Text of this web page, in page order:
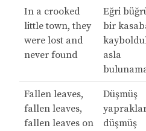
In a crooked
little town, they
were lost and
never found
Eğri
bir
asla
Fallen leaves,
fallen leaves,
fallen leaves on
Düşmüş
düşmüş